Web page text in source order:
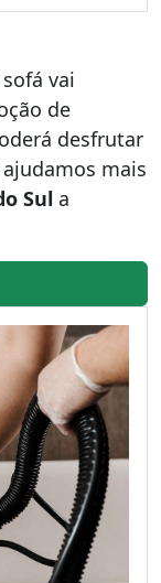
vai
de
desfrutar
mais
Sul a